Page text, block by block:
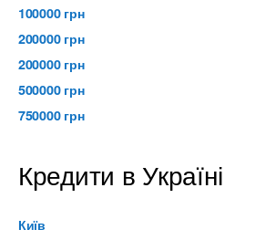
100000 грн
200000 грн
200000 грн
500000 грн
750000 грн
Кредити в Україні
Київ